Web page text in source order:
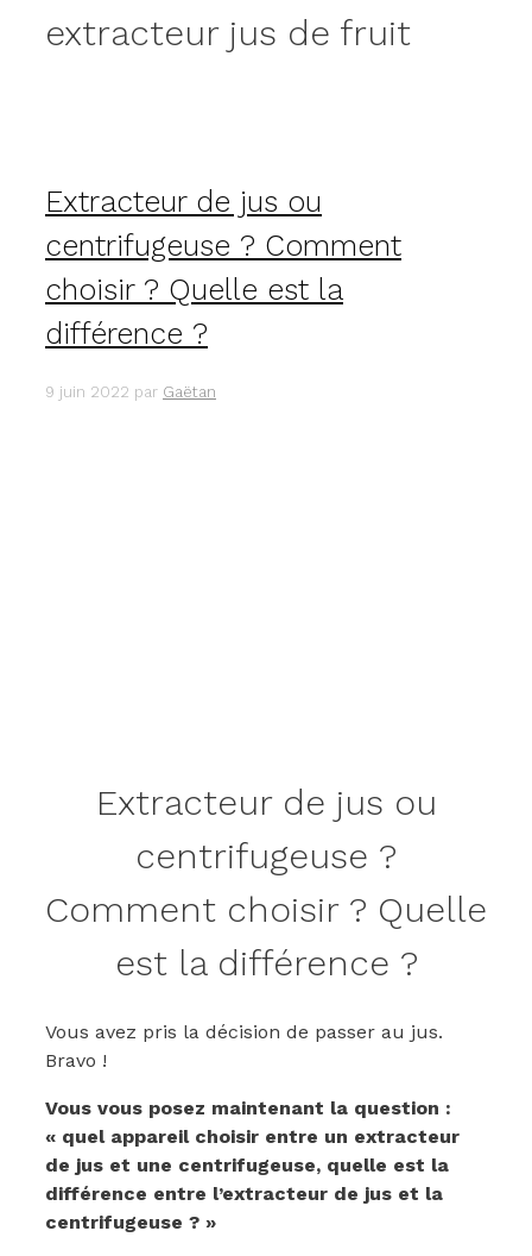
extracteur jus de fruit
Extracteur de jus ou
centrifugeuse ? Comment
choisir ? Quelle est la
différence ?
9 juin 2022 par Gaëtan
Extracteur de jus ou
centrifugeuse ?
Comment choisir ? Quelle
est la différence ?
Vous avez pris la décision de passer au jus.
Bravo !
Vous vous posez maintenant la question :
« quel appareil choisir entre un extracteur
de jus et une centrifugeuse, quelle est la
différence entre l’extracteur de jus et la
centrifugeuse ? »